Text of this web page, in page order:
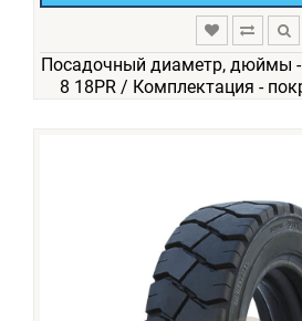
Посадочный диаметр, дюймы -
8 18PR / Комплектация -